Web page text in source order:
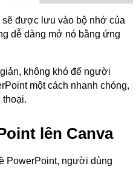
sẽ được lưu vào bộ nhớ của
dễ dàng mở nó bằng ứng
không khó để người
một cách nhanh chóng,
thoại.
lên Canva
PowerPoint, người dùng